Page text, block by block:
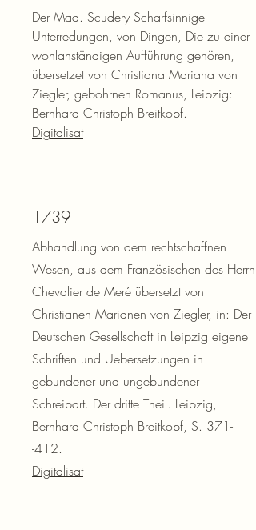
Der Mad. Scudery Scharfsinnige
Unterredungen, von Dingen, Die zu einer
wohlanständigen Aufführung gehören,
übersetzet von Christiana Mariana von
Ziegler, gebohrnen Romanus, Leipzig:
Bernhard Christoph Breitkopf.
Digitalisat
1739
Abhandlung von dem rechtschaffnen
Wesen, aus dem Französischen des Herrn
Chevalier de Meré übersetzt von
Christianen Marianen von Ziegler, in: Der
Deutschen Gesellschaft in Leipzig eigene
Schriften und Uebersetzungen in
gebundener und ungebundener
Schreibart. Der dritte Theil. Leipzig,
Bernhard Christoph Breitkopf, S. 371-
-412.
Digitalisat